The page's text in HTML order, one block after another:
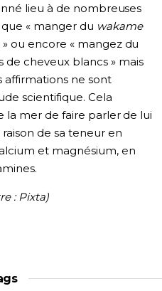
lieu à de nombreuses
« manger du wakame
ou encore « mangez du
de cheveux blancs » mais
ne sont
scientifique. Cela
la mer de faire parler de lui
de sa teneur en
et magnésium, en
: Pixta)